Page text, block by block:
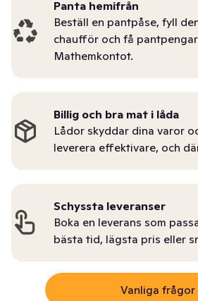
Panta hemifrån
Beställ en pantpåse, fyll
chaufför och få
Mathemkontot.
Billig och bra mat i låda
Lådor skyddar dina varor
leverera effektivare, och
Schyssta leveranser
Boka en leverans som
bästa tid, lägsta pris eller
Vanliga frågor